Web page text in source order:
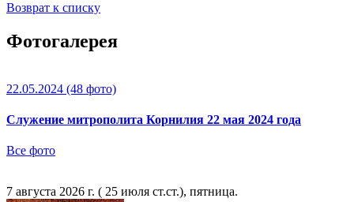
Возврат к списку
Фотогалерея
22.05.2024 (48 фото)
Служение митрополита Корнилия 22 мая 2024 года
Все фото
7 августа 2026 г. ( 25 июля ст.ст.), пятница.